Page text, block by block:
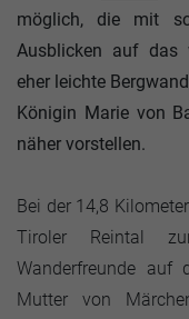
möglich, die mit
Ausblicken auf das
eher leichte
Königin Marie von
näher vorstellen.
Bei der 14,8
Tiroler Reintal
Wanderfreunde auf
Mutter von